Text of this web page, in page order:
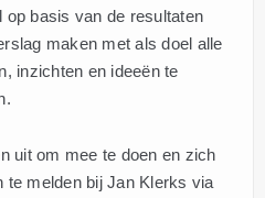
op basis van de resultaten
maken met als doel alle
inzichten en ideeën te
uit om mee te doen en zich
te melden bij Jan Klerks via